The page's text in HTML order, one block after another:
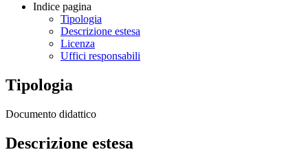
Indice pagina
Tipologia
Descrizione estesa
Licenza
Uffici responsabili
Tipologia
Documento didattico
Descrizione estesa